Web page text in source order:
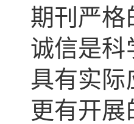
期刊严格
诚信是科
具有实际
更有开展